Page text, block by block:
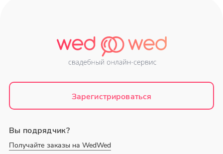
Зарегистрироваться
Вы подрядчик?
Получайте заказы на WedWed